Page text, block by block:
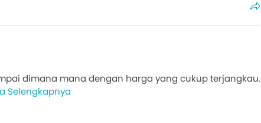
dimana mana dengan harga yang cukup terjangkau.
Selengkapnya